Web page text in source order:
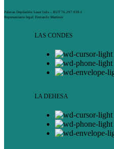
Palavas Depilación Laser Ltda – RUT 76.297.938-1
Representante legal: Fernando Martínez
LAS CONDES
LA DEHESA